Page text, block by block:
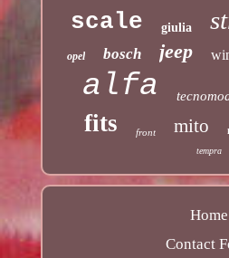
scale giulia
opel bosch jeep
alfa
fits front mito
tempra
Home
Contact